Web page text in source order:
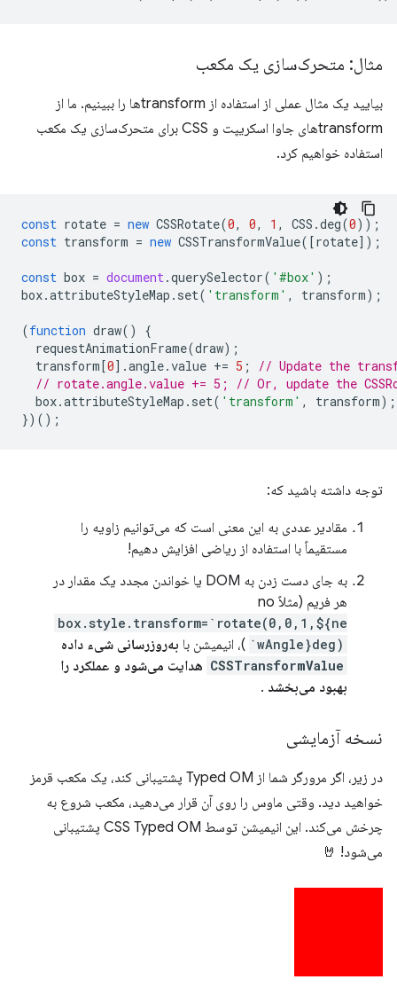
مثال: متحرک‌سازی یک مکعب
بیایید یک مثال عملی از استفاده از transformها را ببینیم. ما از
transformهای جاوا اسکریپت و CSS برای متحرک‌سازی یک مکعب
استفاده خواهیم کرد.
const rotate = new CSSRotate(0, 0, 1 , CSS .deg(0));
const transform = new CSSTransformValue([rotate]);
const box = document.querySelector( '#box' );
box.attributeStyleMap . set( 'transform' , transform);
(function draw()
{
requestAnimationFrame(draw);
transform[0].angle.value += 5 ;
// Update the
// rotate.angle.value += 5; // Or, update the
box.attributeStyleMap . set( 'transform' , transform);
})();
توجه داشته باشید که:
مقادیر عددی به این معنی است که می‌توانیم زاویه را
مستقیماً با استفاده از ریاضی افزایش دهیم!
به جای دست زدن به DOM یا خواندن مجدد یک مقدار در
هر فریم (مثلاً no
box.style.transform=`rotate(0,0,1,${ne
wAngle}deg)`
)، انیمیشن با به‌روزرسانی شیء داده
CSSTransformValue هدایت می‌شود و عملکرد را
بهبود می‌بخشد .
نسخه آزمایشی
در زیر، اگر مرورگر شما از Typed OM پشتیبانی کند، یک مکعب قرمز
خواهید دید. وقتی ماوس را روی آن قرار می‌دهید، مکعب شروع به
چرخش می‌کند. این انیمیشن توسط CSS Typed OM پشتیبانی
می‌شود! 🤘